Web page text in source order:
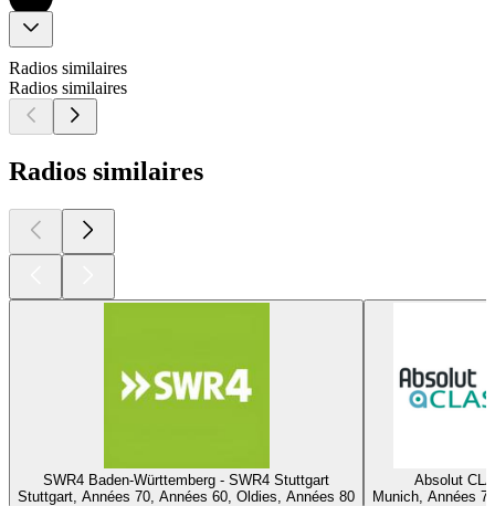
Radios similaires
Radios similaires
Radios similaires
SWR4 Baden-Württemberg - SWR4 Stuttgart
Stuttgart, Années 70, Années 60, Oldies, Années 80
Absolut
Munich, Années